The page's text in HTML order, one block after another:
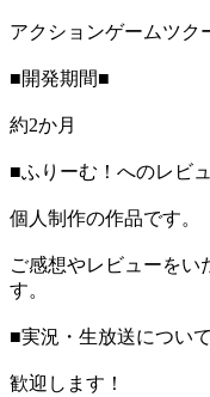
アクションゲームツク
■開発期間■
約2か月
■ふりーむ！へのレビ
個人制作の作品です。
ご感想やレビューをい
す。
■実況・生放送につい
歓迎します！